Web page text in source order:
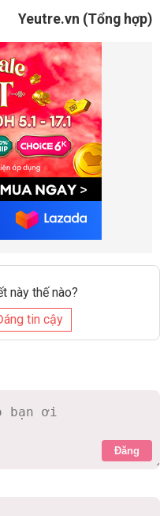
Yeutre.vn (Tổng hợp)
này thế nào?
tin cậy
Đăng